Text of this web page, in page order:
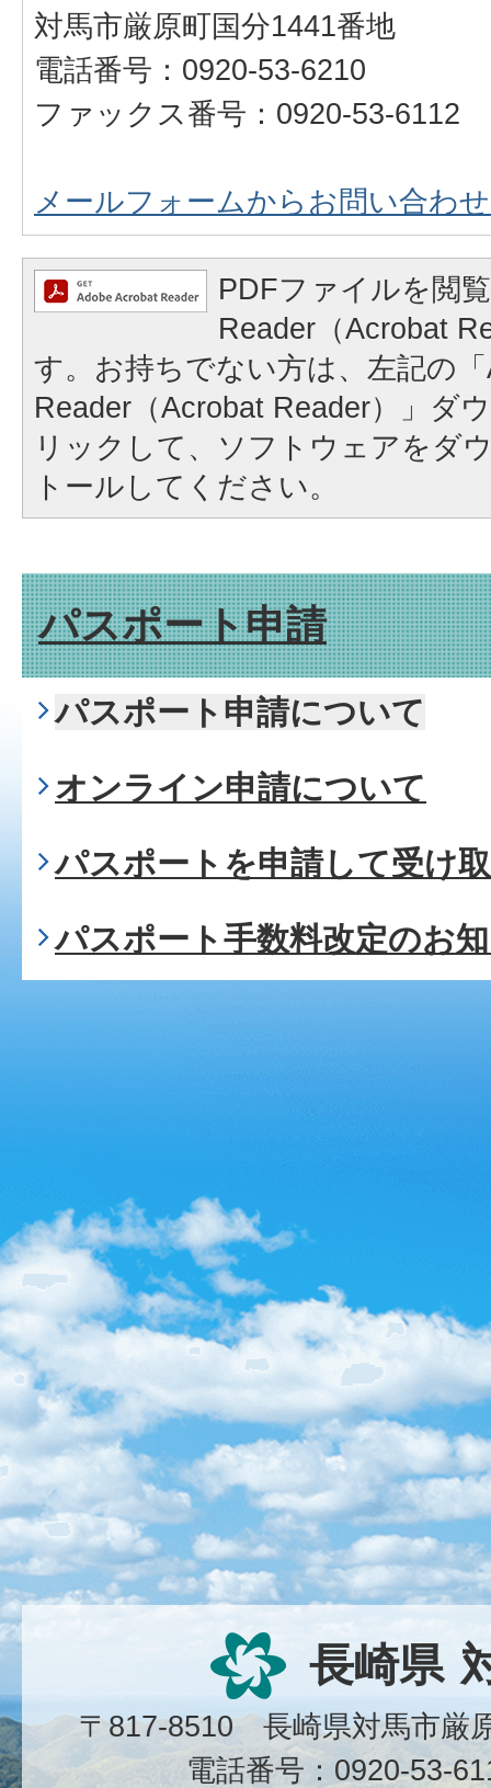
対馬市厳原町国分1441番地
電話番号：0920-53-6210
ファックス番号：0920-53-6112
メールフォームからお問い合わ
PDFファイルを閲
Reader（Acrobat
す。お持ちでない方は、左記の
Reader（Acrobat Reader）」ダ
リックして、ソフトウェアをダ
トールしてください。
パスポート申請
パスポート申請について
オンライン申請について
パスポートを申請して受け
パスポート手数料改定のお
長崎県
〒817-8510 長崎県対馬市
電話番号：0920-53-